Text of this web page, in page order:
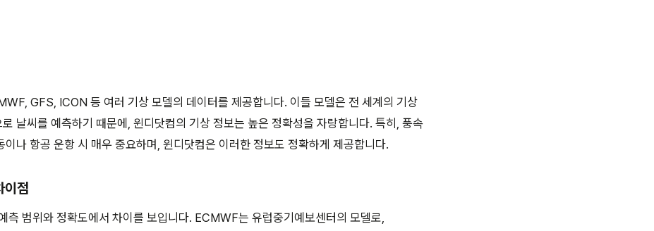
GFS, ICON 등 여러 기상 모델의 데이터를 제공합니다. 이들 모델은 전 세계의 기상
날씨를 예측하기 때문에, 윈디닷컴의 기상 정보는 높은 정확성을 자랑합니다. 특히, 풍속
이나 항공 운항 시 매우 중요하며, 윈디닷컴은 이러한 정보도 정확하게 제공합니다.
이점
측 범위와 정확도에서 차이를 보입니다. ECMWF는 유럽중기예보센터의 모델로,